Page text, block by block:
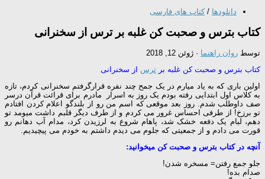
دانلودها / کتاب های فارسی
کتاب بترس و صحبت کن غلبه بر ترس از سخنرانی
توسط روان راهنما · ژوئن 12, 2018
کتاب بترس و صحبت کن غلبه بر ترس از سخنرانی
اولین باری که به یاد میارم در یک جمح چند نفره قرارگرفتم سخنرانی کردم، تازه
به کلاس اول ابتدایی رفته بودم یک روز به اسرار مادرم برای قرائت قرآن درسر
صف داوطلب شدم. روز بعد موقعی که اسم من رو از بلندگو اعلام کردن افتادم
تو برزخ! از طرفی احساس غرور می کردم و از طرف دیگر قلبم داشت میومد تو
دهم، لبام یک دفعه خشک شد، پاهام شروع به لرزیدن کرد، مدام آب دهانم رو
قورت می دادم و از جمعیتی که جلوم می دیدم داشتم به خودم می پیچیدیم.
آنچه در کتاب بترس و صحبت کن میخوانید:
جلو جمع رفتن= مسخره شدن!
صدام بده!